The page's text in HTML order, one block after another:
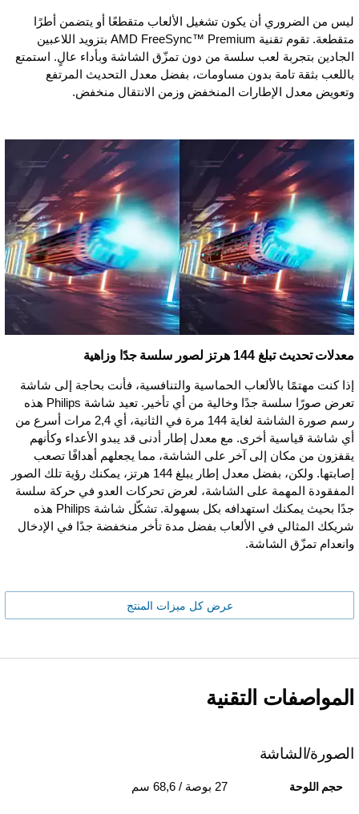
ليس من الضروري أن يكون تشغيل الألعاب متقطعًا أو يتضمن أطرًا
متقطعة. تقوم تقنية AMD FreeSync™ Premium بتزويد اللاعبين
الجادين بتجربة لعب سلسة من دون تمزّق الشاشة وبأداء عالٍ. استمتع
باللعب بثقة تامة بدون مساومات، بفضل معدل التحديث المرتفع
وتعويض معدل الإطارات المنخفض وزمن الانتقال منخفض.
معدلات تحديث تبلغ 144 هرتز لصور سلسة جدًا وزاهية
إذا كنت مهتمًا بالألعاب الحماسية والتنافسية، فأنت بحاجة إلى شاشة
تعرض صورًا سلسة جدًا وخالية من أي تأخير. تعيد شاشة Philips هذه
رسم صورة الشاشة لغاية 144 مرة في الثانية، أي 2,4 مرات أسرع من
أي شاشة قياسية أخرى. مع معدل إطار أدنى قد يبدو الأعداء وكأنهم
يقفزون من مكان إلى آخر على الشاشة، مما يجعلهم أهدافًا تصعب
إصابتها. ولكن، بفضل معدل إطار يبلغ 144 هرتز، يمكنك رؤية تلك الصور
المفقودة المهمة على الشاشة، لعرض تحركات العدو في حركة سلسة
جدًا بحيث يمكنك استهدافه بكل بسهولة. تشكّل شاشة Philips هذه
شريكك المثالي في الألعاب بفضل مدة تأخر منخفضة جدًا في الإدخال
وانعدام تمزّق الشاشة.
عرض كل ميزات المنتج
المواصفات التقنية
الصورة/الشاشة
حجم اللوحة 27 بوصة / 68,6 سم